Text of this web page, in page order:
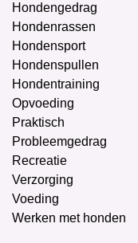
Hondengedrag
Hondenrassen
Hondensport
Hondenspullen
Hondentraining
Opvoeding
Praktisch
Probleemgedrag
Recreatie
Verzorging
Voeding
Werken met honden